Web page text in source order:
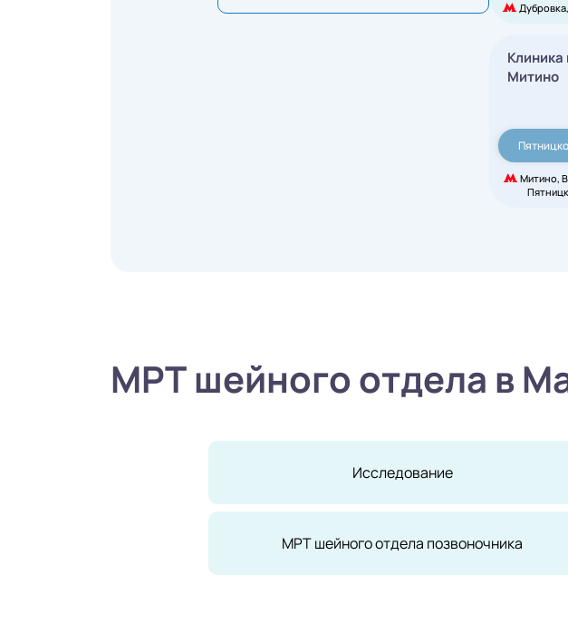
Клиника
Митино
Митино,
МРТ шейного отдела в
Исследование
МРТ шейного отдела позвоночника